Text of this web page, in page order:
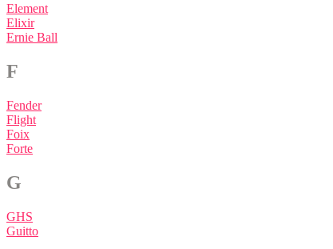
Element
Elixir
Ernie Ball
F
Fender
Flight
Foix
Forte
G
GHS
Guitto